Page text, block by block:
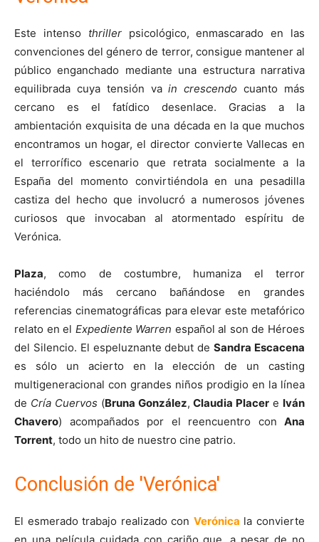
Este intenso thrillerpsicológico, enmascarado en las
convenciones del género de terror, consigue mantener al
público enganchado mediante una estructura narrativa
equilibrada cuya tensión vain crescendo cuanto más
cercano es el fatídico desenlace. Gracias a la
ambientación exquisita de una década en la que muchos
encontramos un hogar, el director convierte Vallecas en
el terrorífico escenario que retrata socialmente a la
España del momento convirtiéndola en una pesadilla
castiza del hecho que involucró a numerosos jóvenes
curiosos que invocaban al atormentado espíritu de
Verónica.
Plaza, como de costumbre, humaniza el terror
haciéndolo más cercano bañándose en grandes
referencias cinematográficas para elevar este metafórico
relato en el Expediente Warren español al son de Héroes
del Silencio. El espeluznante debut deSandra Escacena
es sólo un acierto en la elección de un casting
multigeneracional con grandes niños prodigio en la línea
de Cría Cuervos (Bruna González,Claudia Placer e Iván
Chavero) acompañados por el reencuentro con Ana
Torrent, todo un hito de nuestro cine patrio.
Conclusión de 'Verónica'
El esmerado trabajo realizado con Verónica la convierte